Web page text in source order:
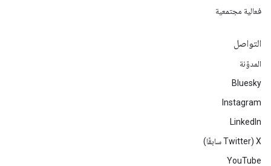
فعالية مجتمعية
التواصل
المدوّنة
Bluesky
Instagram
LinkedIn
‫X ‏(Twitter سابقًا)
YouTube